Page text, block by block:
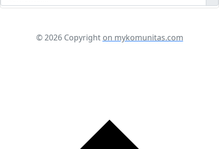
© 2026 Copyright on mykomunitas.com